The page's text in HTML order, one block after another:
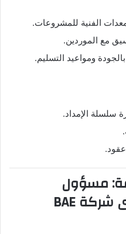
الفنية للمشروعات.
مع الموردين.
ومواعيد التسليم.
سلسلة الإمداد.
19. وظيفة: مسؤول
الامتحانات والتقييم لدى شركة BAE